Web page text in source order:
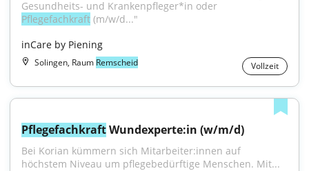
Pflegefachkraft (m/w/d..."
inCare by Piening
Solingen, Raum Remscheid Vollzeit
Pflegefachkraft Wundexperte:in (w/m/d)
Bei Korian kümmern sich Mitarbeiter:innen auf
höchstem Niveau um pflegebedürftige Menschen. Mit...